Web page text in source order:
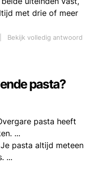
met drie of meer
Bekijk volledig antwoord
pasta?
pasta heeft
...
pasta altijd meteen
...